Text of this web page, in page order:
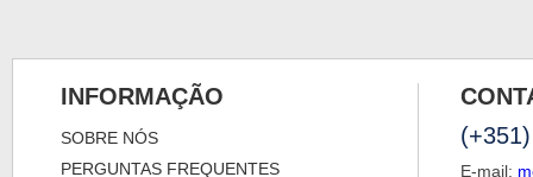
INFORMAÇÃO
SOBRE NÓS
PERGUNTAS FREQUENTES
E-mail: